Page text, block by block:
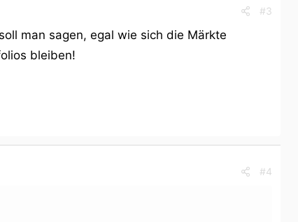
#3
man sagen, egal wie sich die Märkte
bleiben!
#4